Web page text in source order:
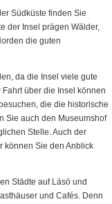
Südküste finden Sie
der Insel prägen Wälder,
die guten
da die Insel viele gute
über die Insel können
die die historische
Sie auch den Museumshof
Stelle. Auch der
können Sie den Anblick
Städte auf Läsö und
und Cafés. Denn